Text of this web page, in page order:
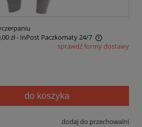
zł- InPost Paczkomaty 24/7
kosztów płatności
sprawdź formy dostawy
do koszyka
dodaj do przechowalni